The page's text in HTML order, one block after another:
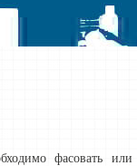
фасовать или